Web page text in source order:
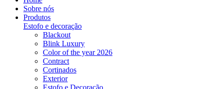
Sobre nós
Produtos
Estofo e decoração
Blackout
Blink Luxury
Color of the year 2026
Contract
Cortinados
Exterior